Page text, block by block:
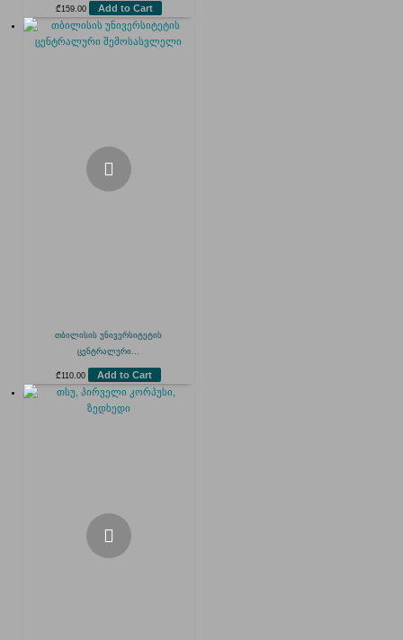
₾ 159.00 Add to Cart
თბილისის უნივერსიტეტის
ცენტრალური...
₾ 110.00 Add to Cart